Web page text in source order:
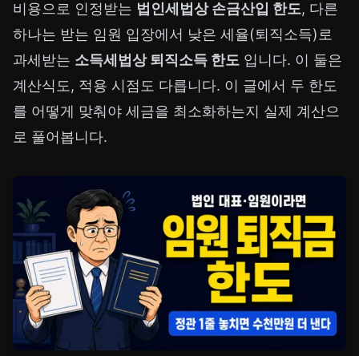
비용으로 인정받는 법인세법상 손금산입 한도, 다른
하나는 받는 임원 입장에서 낮은 세율(퇴직소득)로
과세받는 소득세법상 퇴직소득 한도 입니다. 이 둘은
계산식도, 적용 시점도 다릅니다. 이 글에서 두 한도
를 어떻게 맞춰야 세금을 최소화하는지 실제 계산으
로 풀어봅니다.